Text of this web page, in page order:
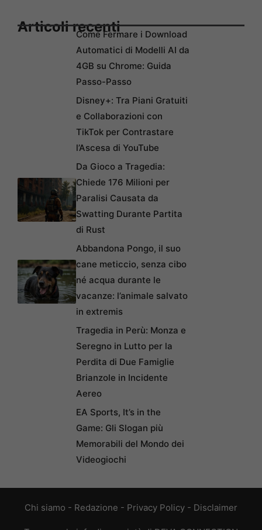
Articoli recentiCome Fermare i Download
Automatici di Modelli AI da
4GB su Chrome: Guida
Passo-Passo
Disney+: Tra Piani Gratuiti
e Collaborazioni con
TikTok per Contrastare
l’Ascesa di YouTube
Da Gioco a Tragedia:
Chiede 176 Milioni per
Paralisi Causata da
Swatting Durante Partita
di Rust
Abbandona Pongo, il suo
cane meticcio, senza cibo
né acqua durante le
vacanze: l’animale salvato
in extremis
Tragedia in Perù: Monza e
Seregno in Lutto per la
Perdita di Due Famiglie
Brianzole in Incidente
Aereo
EA Sports, It’s in the
Game: Gli Slogan più
Memorabili del Mondo dei
Videogiochi
Chi siamo - Redazione - Privacy Policy - Disclaimer